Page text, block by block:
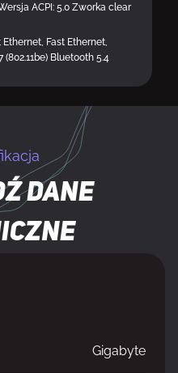
ACPI: 5.0 Zworka clear
Fast Ethernet,
Bluetooth 5.4
dane
Gigabyte